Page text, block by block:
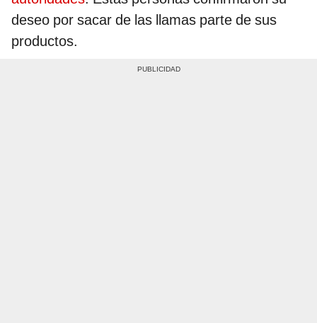
deseo por sacar de las llamas parte de sus
productos.